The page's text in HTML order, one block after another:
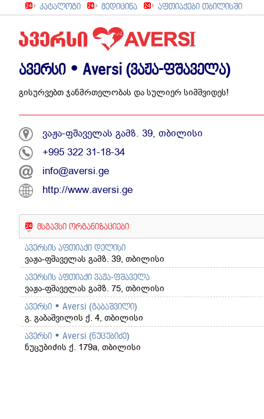
კატალოგი მედიცინა აფთიაქები თბილისში
ავერსი • Aversi (ვაჟა-ფშაველა)
გისურვებთ ჯანმრთელობას და სულიერ სიმშვიდეს!
ვაჟა-ფშაველას გამზ. 39, თბილისი
+995 322 31-18-34
info@aversi.ge
http://www.aversi.ge
მსგავსი ორგანიზაციები
ავერსის აფთიაქი დელისი
ვაჟა-ფშაველას გამზ. 39, თბილისი
ავერსის აფთიაქი ვაჟა-ფშაველა
ვაჟა-ფშაველას გამზ. 75, თბილისი
ავერსი • Aversi (გაბაშვილი)
გ. გაბაშვილის ქ. 4, თბილისი
ავერსი • Aversi (ნუცუბიძე)
ნუცუბიძის ქ. 179a, თბილისი